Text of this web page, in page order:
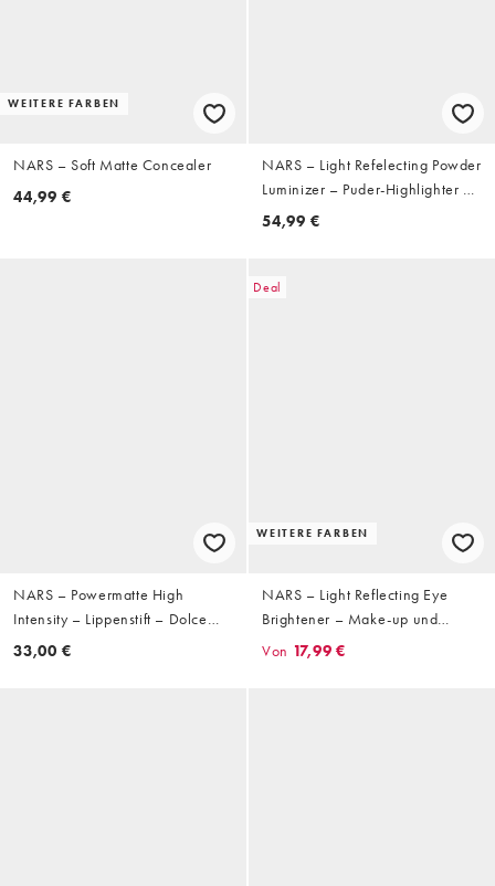
WEITERE FARBEN
NARS – Soft Matte Concealer
44,99 €
NARS – Light Refelecting Powder
Luminizer – Puder-Highlighter –
Heavenly, 6 g
54,99 €
NARS – Powermatte High
Intensity – Lippenstift – Dolce
Vita
33,00 €
Deal
WEITERE FARBEN
NARS – Light Reflecting Eye
Brightener – Make-up und
Hautpflege
Von 17,99 €